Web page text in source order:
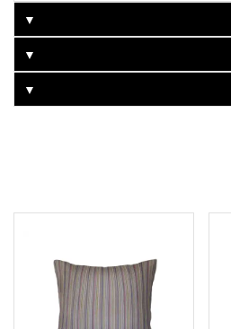
▼
▼
▼